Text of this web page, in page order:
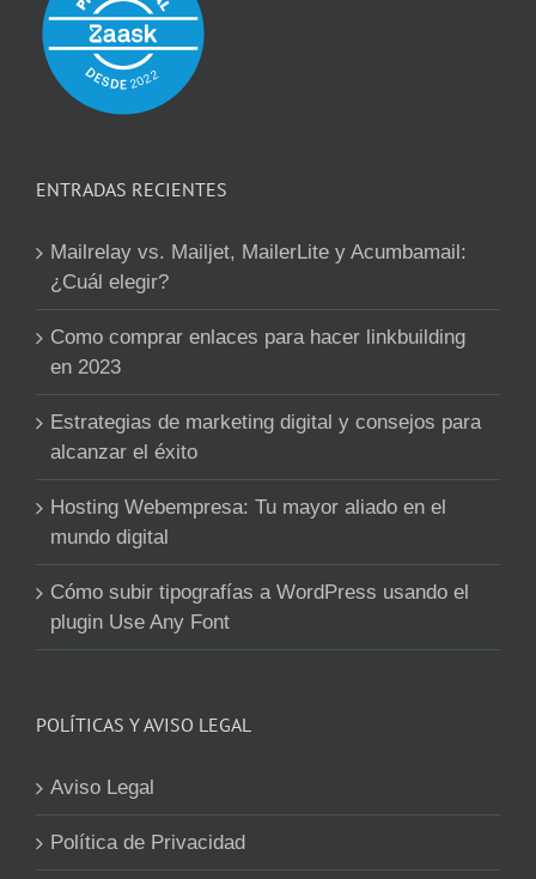
ENTRADAS RECIENTES
Mailrelay vs. Mailjet, MailerLite y Acumbamail:
¿Cuál elegir?
Como comprar enlaces para hacer linkbuilding
en 2023
Estrategias de marketing digital y consejos para
alcanzar el éxito
Hosting Webempresa: Tu mayor aliado en el
mundo digital
Cómo subir tipografías a WordPress usando el
plugin Use Any Font
POLÍTICAS Y AVISO LEGAL
Aviso Legal
Política de Privacidad